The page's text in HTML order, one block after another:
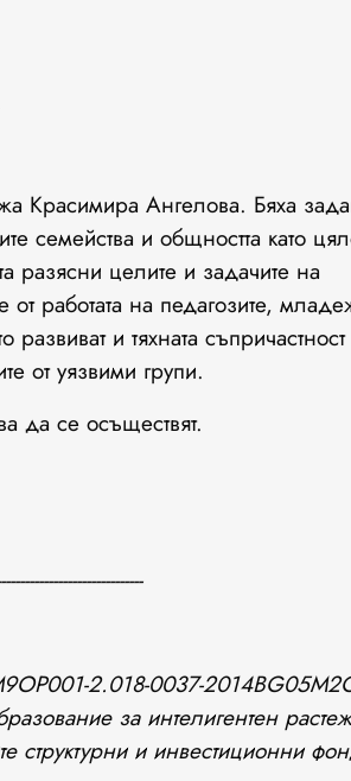
Ангелова. Бяха
семейства и общността като
целите и задачите на
от работата на педагозите,
и тяхната
от уязвими групи.
се осъществят.
2.018-0037-
за интелигентен
структурни и инвестиционни